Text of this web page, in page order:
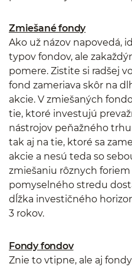
Zmiešané fondy
Ako už názov napovedá,
typov fondov, ale
pomere. Zistite si radšej
fond zameriava skôr na
akcie. V zmiešaných
tie, ktoré investujú
nástrojov peňažného
tak aj na tie, ktoré sa
akcie a nesú teda so
zmiešaniu rôznych
pomyselného stredu
dĺžka investičného
3 rokov.
Fondy fondov
Znie to vtipne, ale aj